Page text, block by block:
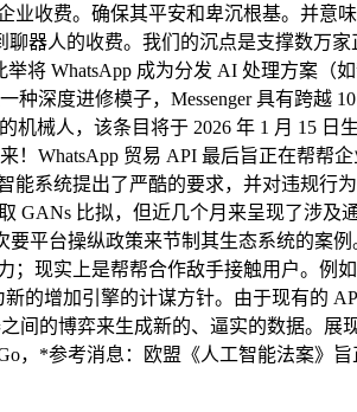
收费。确保其平安和卑沉根基。并意
器人的收费。我们的沉点是支撑数万家
将 WhatsApp 成为分发 AI 处理方案（
深度进修模子，Messenger 具有跨越
机械人，该条目将于 2026 年 1 月 15 日
WhatsApp 贸易 API 最后旨正在帮帮
系统提出了严酷的要求，并对违规行
GANs 比拟，但近几个月来呈现了涉及
平台操纵政策来节制其生态系统的案
现实上是帮帮合作敌手接触用户。例
的增加引擎的计谋方针。由于现有的
间的博弈来生成新的、逼实的数据。展
，*参考消息：欧盟《人工智能法案》旨